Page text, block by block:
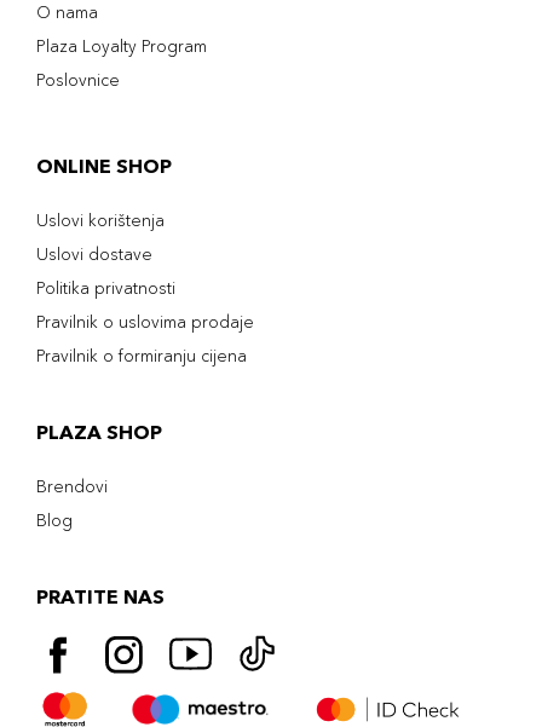
O nama
Plaza Loyalty Program
Poslovnice
ONLINE SHOP
Uslovi korištenja
Uslovi dostave
Politika privatnosti
Pravilnik o uslovima prodaje
Pravilnik o formiranju cijena
PLAZA SHOP
Brendovi
Blog
PRATITE NAS